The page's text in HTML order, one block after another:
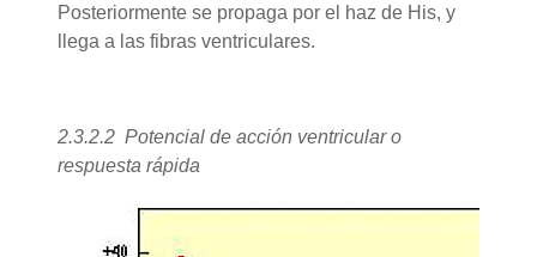
Posteriormente se propaga por el haz de His, y
llega a las fibras ventriculares.
2.3.2.2 Potencial de acción ventricular o
respuesta rápida